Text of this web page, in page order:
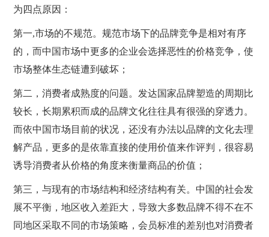
为四点原因：
第一,市场的不规范。规范市场下的品牌竞争是相对有序
的，而中国市场中更多的企业会选择恶性的价格竞争，使
市场整体生态链遭到破坏；
第二，消费者成熟度的问题。发达国家品牌塑造的周期比
较长，长期累积而成的品牌文化往往具有很强的穿透力。
而依中国市场目前的状况，还没有办法以品牌的文化去理
解产品，更多的是依靠直接的使用价值来作评判，很容易
诱导消费者从价格的角度来衡量商品的价值；
第三，与现有的市场结构和经济结构有关。中国的社会发
展不平衡，地区收入差距大，导致大多数品牌不得不在不
同地区采取不同的市场策略，会员标准的差别也对消费者